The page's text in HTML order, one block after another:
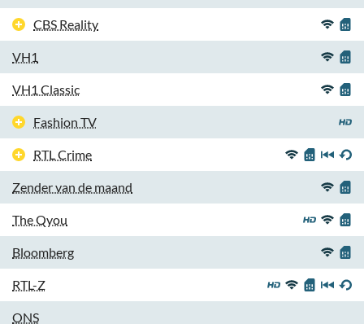
CBS Reality
VH1
VH1 Classic
Fashion TV
RTL Crime
Zender van de maand
The Qyou
Bloomberg
RTL-Z
ONS